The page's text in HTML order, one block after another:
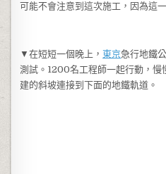
可能不會注意到這次施工，因為這
▼在短短一個晚上，東京急行地鐵
測試。1200名工程師一起行動，慢
建的斜坡連接到下面的地鐵軌道。